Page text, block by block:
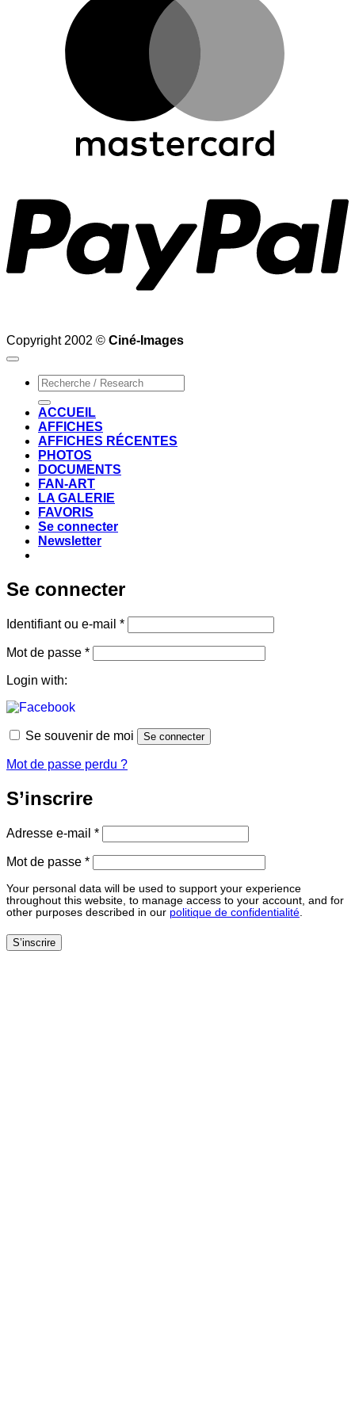
Copyright 2002 © Ciné-Images
Recherche
pour :
ACCUEIL
AFFICHES
AFFICHES RÉCENTES
PHOTOS
DOCUMENTS
FAN-ART
LA GALERIE
FAVORIS
Se connecter
Newsletter
Se connecter
Identifiant ou e-mail *Obligatoire
Mot de passe *Obligatoire
Login with:
Se souvenir de moi Se connecter
Mot de passe perdu ?
S’inscrire
Adresse e-mail *Obligatoire
Mot de passe *Obligatoire
Your personal data will be used to support your experience
throughout this website, to manage access to your account, and for
other purposes described in our politique de confidentialité.
S’inscrire